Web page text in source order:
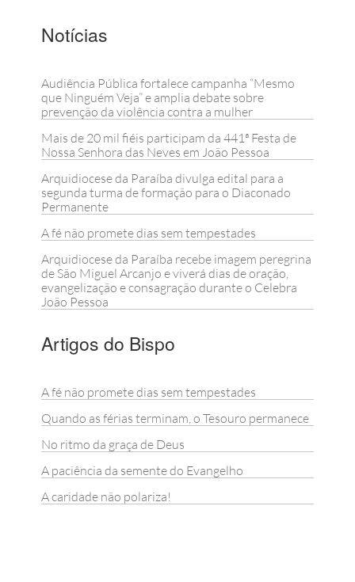
Notícias
Audiência Pública fortalece campanha “Mesmo
que Ninguém Veja” e amplia debate sobre
prevenção da violência contra a mulher
Mais de 20 mil fiéis participam da 441ª Festa de
Nossa Senhora das Neves em João Pessoa
Arquidiocese da Paraíba divulga edital para a
segunda turma de formação para o Diaconado
Permanente
A fé não promete dias sem tempestades
Arquidiocese da Paraíba recebe imagem peregrina
de São Miguel Arcanjo e viverá dias de oração,
evangelização e consagração durante o Celebra
João Pessoa
Artigos do Bispo
A fé não promete dias sem tempestades
Quando as férias terminam, o Tesouro permanece
No ritmo da graça de Deus
A paciência da semente do Evangelho
A caridade não polariza!